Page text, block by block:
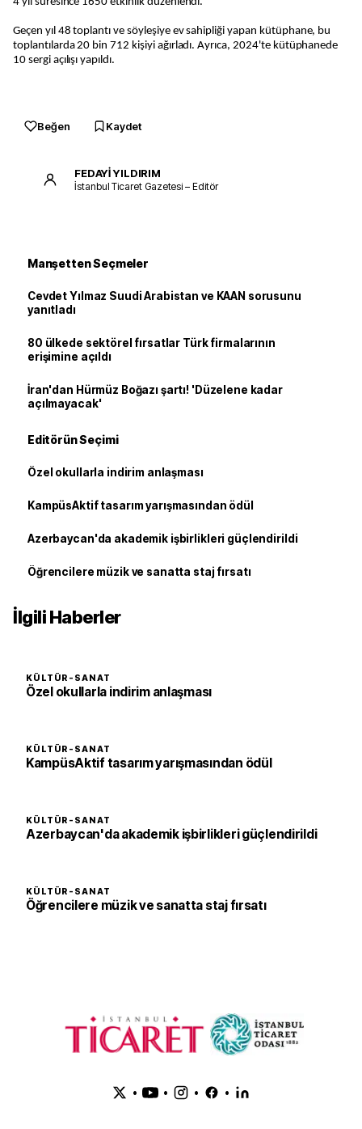
Geçen yıl 48 toplantı ve söyleşiye ev sahipliği yapan kütüphane, bu
toplantılarda 20 bin 712 kişiyi ağırladı. Ayrıca, 2024'te kütüphanede
10 sergi açılışı yapıldı.
Beğen Kaydet
FEDAYİ YILDIRIM
İstanbul Ticaret Gazetesi – Editör
Manşetten Seçmeler
Cevdet Yılmaz Suudi Arabistan ve KAAN sorusunu
yanıtladı
80 ülkede sektörel fırsatlar Türk firmalarının
erişimine açıldı
İran'dan Hürmüz Boğazı şartı! 'Düzelene kadar
açılmayacak'
Editörün Seçimi
Özel okullarla indirim anlaşması
KampüsAktif tasarım yarışmasından ödül
Azerbaycan'da akademik işbirlikleri güçlendirildi
Öğrencilere müzik ve sanatta staj fırsatı
İlgili Haberler
KÜLTÜR-SANAT
Özel okullarla indirim anlaşması
KÜLTÜR-SANAT
KampüsAktif tasarım yarışmasından ödül
KÜLTÜR-SANAT
Azerbaycan'da akademik işbirlikleri güçlendirildi
KÜLTÜR-SANAT
Öğrencilere müzik ve sanatta staj fırsatı
• • • •